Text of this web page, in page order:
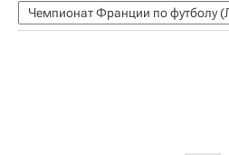
Чемпионат Франции по футболу